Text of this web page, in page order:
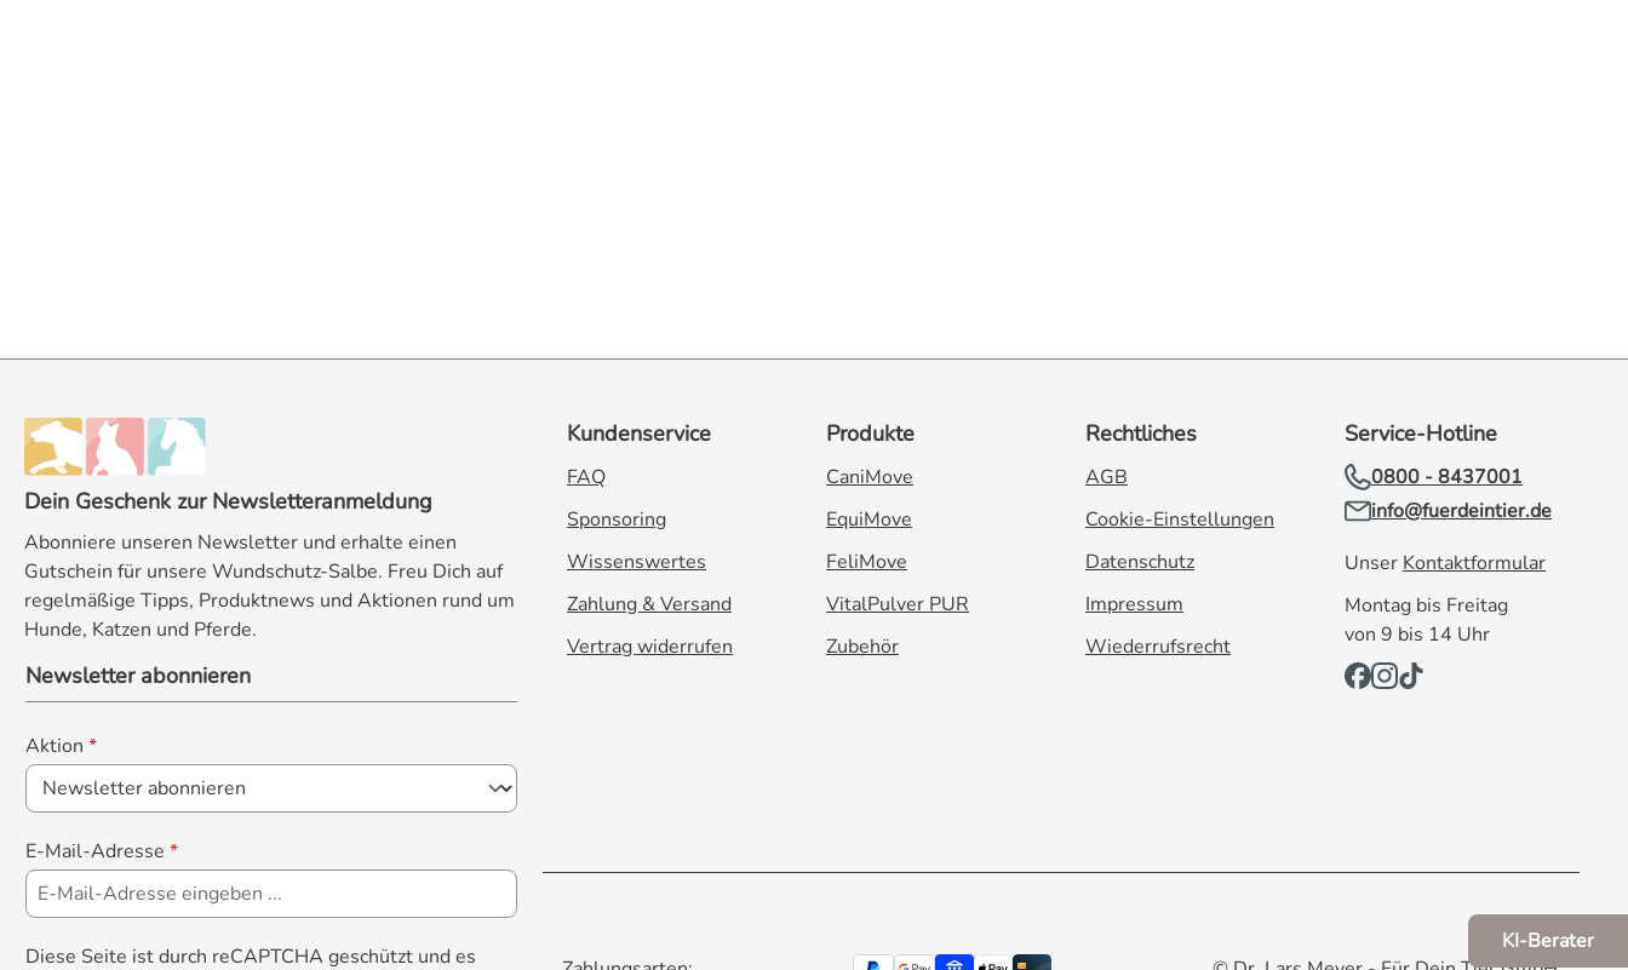
Dein Geschenk zur Newsletteranmeldung
Abonniere unseren Newsletter und erhalte einen
Gutschein für unsere Wundschutz-Salbe. Freu Dich auf
regelmäßige Tipps, Produktnews und Aktionen rund um
Hunde, Katzen und Pferde.
Newsletter abonnieren
Aktion *
E-Mail-Adresse *
Diese Seite ist durch reCAPTCHA geschützt und es
Kundenservice
FAQ
Sponsoring
Wissenswertes
Zahlung & Versand
Vertrag widerrufen
Produkte
CaniMove
EquiMove
FeliMove
VitalPulver PUR
Zubehör
Rechtliches
AGB
Cookie-Einstellungen
Datenschutz
Impressum
Wiederrufsrecht
Service-Hotline
0800 - 8437001
info@fuerdeintier.de
Unser Kontaktformular
Montag bis Freitag
von 9 bis 14 Uhr
KI-Berater